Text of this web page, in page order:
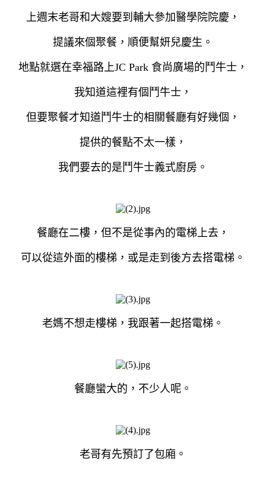
上週末老哥和大嫂要到輔大參加醫學院院慶，
提議來個聚餐，順便幫妍兒慶生。
地點就選在幸福路上JC Park 食尚廣場的鬥牛士，
我知道這裡有個鬥牛士，
但要聚餐才知道鬥牛士的相關餐廳有好幾個，
提供的餐點不太一樣，
我們要去的是鬥牛士義式廚房。
餐廳在二樓，但不是從事內的電梯上去，
可以從這外面的樓梯，或是走到後方去搭電梯。
老媽不想走樓梯，我跟著一起搭電梯。
餐廳蠻大的，不少人呢。
老哥有先預訂了包廂。